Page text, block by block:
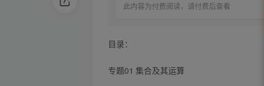
此内容为付费阅读，请付费后查看
目录：
专题01 集合及其运算